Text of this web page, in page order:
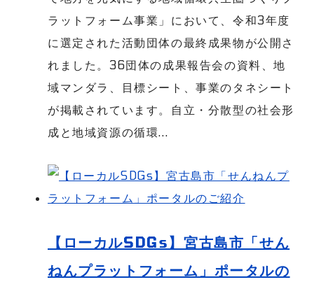
ラットフォーム事業」において、令和3年度
に選定された活動団体の最終成果物が公開さ
れました。36団体の成果報告会の資料、地
域マンダラ、目標シート、事業のタネシート
が掲載されています。自立・分散型の社会形
成と地域資源の循環...
【ローカルSDGs】宮古島市「せん
ねんプラットフォーム」ポータルの